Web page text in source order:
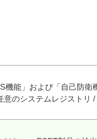
能」および「自己防衛
のシステムレジストリ /